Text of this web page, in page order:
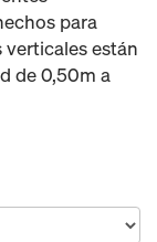
para
verticales están
de 0,50m a